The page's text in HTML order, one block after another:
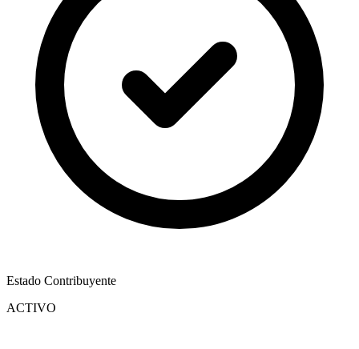
Estado Contribuyente
ACTIVO